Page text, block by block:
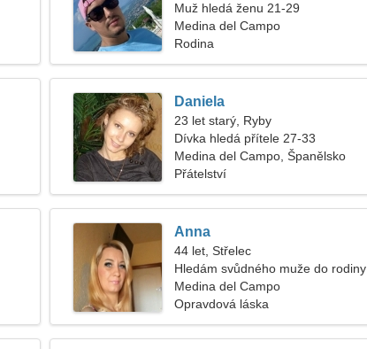
Muž hledá ženu 21-29
Medina del Campo
Rodina
Daniela
23 let starý, Ryby
Dívka hledá přítele 27-33
Medina del Campo, Španělsko
Přátelství
Anna
44 let, Střelec
Hledám svůdného muže do rodiny
Medina del Campo
Opravdová láska